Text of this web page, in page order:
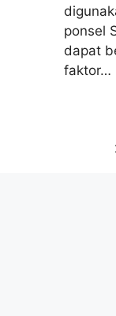
ponsel
dapat
faktor…